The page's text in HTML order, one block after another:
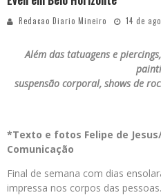
Redacao Diario Mineiro 14 de
Além das tatuagens e
suspensão corporal, shows de
*Texto e fotos Felipe de
Comunicação
Final de semana com dias
impressa nos corpos das